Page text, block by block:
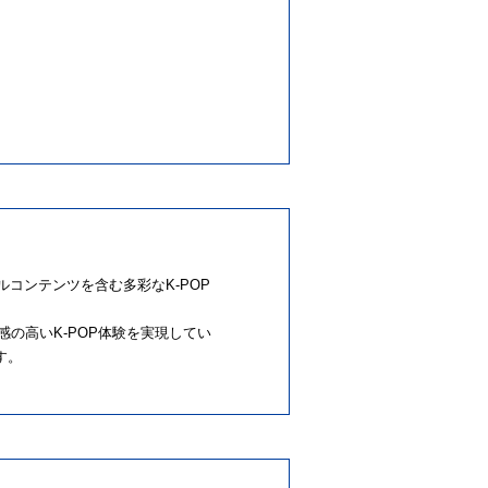
コンテンツを含む多彩なK-POP
の高いK-POP体験を実現してい